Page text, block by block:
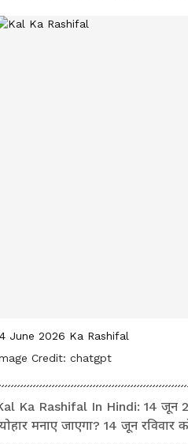
June 2026 Ka Rashifal
Credit: chatgpt
Ka Rashifal In Hindi: 14 जून
मनाए जाएगा? 14 जून रविवार